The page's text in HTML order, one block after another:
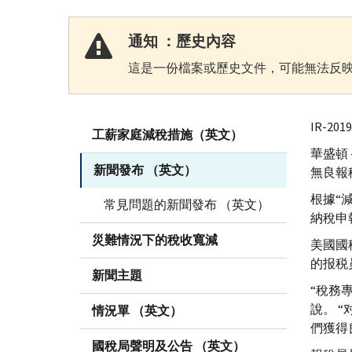
通知 ：歷史內容
這是一份檔案或歷史文件，可能無法反
工薪家庭減稅措施（英文）
新聞發布 （英文）
常見問題的新聞發布 （英文）
災難情況下的稅收寬減
新聞主題
情況單 （英文）
國稅局聲明及公告 （英文）
IR-
華盛頓
無良報
根據“
納稅申
美國
的报
“稅務
說。 “
們獲得